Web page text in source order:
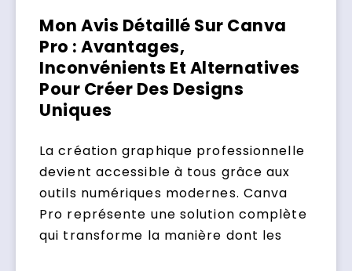
Mon Avis Détaillé Sur Canva
Pro : Avantages,
Inconvénients Et Alternatives
Pour Créer Des Designs
Uniques
La création graphique professionnelle
devient accessible à tous grâce aux
outils numériques modernes. Canva
Pro représente une solution complète
qui transforme la manière dont les